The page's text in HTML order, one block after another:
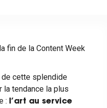
fin de la Content Week
de cette splendide
la tendance la plus
:
l’art au service